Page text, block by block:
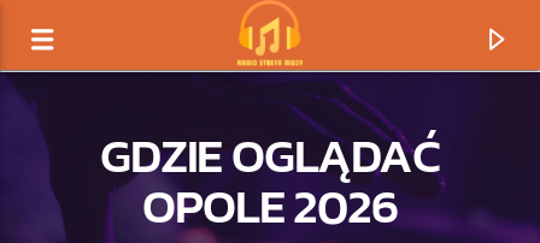
GDZIE OGLĄDAĆ
OPOLE 2026